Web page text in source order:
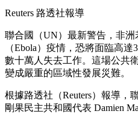
Reuters 路透社報導
聯合國（UN）最新警告，非
（Ebola）疫情，恐將面臨高
數十萬人失去工作。這場公共
變成嚴重的區域性發展災難。
根據路透社（Reuters）報導，
剛果民主共和國代表 Damien